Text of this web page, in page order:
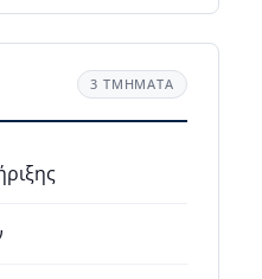
3 ΤΜΗΜΑΤΑ